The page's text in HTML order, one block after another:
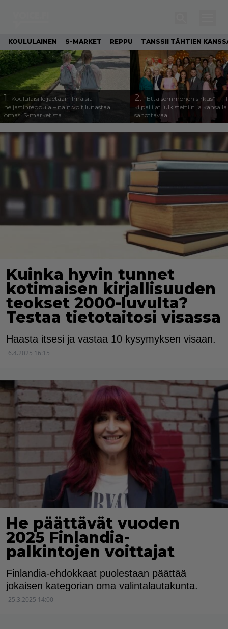
KOULULAINEN S-MARKET REPPU TANSSII TÄHTIEN
1. Koululaisille jaetaan ilmaisia
heijastinreppuja – näin voit lunastaa
omasi S-marketista
2. ”Että semmonen sirkus” –
kilpailijat julkistettiin ja
sanottavaa
Kuinka hyvin tunnet
kotimaisen kirjallisuuden
teokset 2000-luvulta?
Testaa tietotaitosi visassa
Haasta itsesi ja vastaa 10 kysymyksen visaan.
6.4.2025 16:15
He päättävät vuoden
2025 Finlandia-
palkintojen voittajat
Finlandia-ehdokkaat puolestaan päättää
jokaisen kategorian oma valintalautakunta.
25.3.2025 14:00